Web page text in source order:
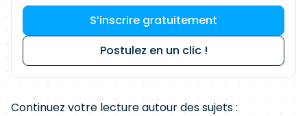
S’inscrire gratuitement
Postulez en un clic !
Continuez votre lecture autour des sujets :